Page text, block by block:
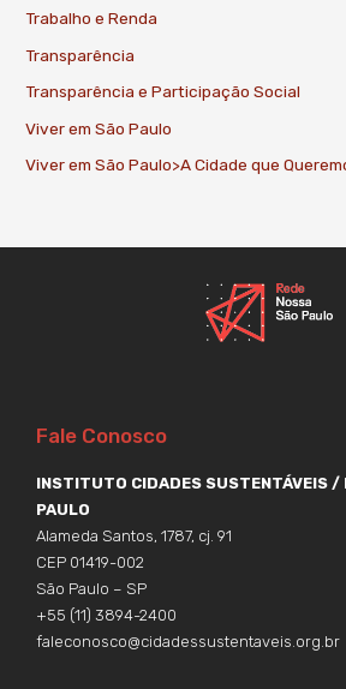
Trabalho e Renda
Transparência
Transparência e Participação Social
Viver em São Paulo
Viver em São Paulo>A Cidade que
Fale Conosco
INSTITUTO CIDADES SUSTENTÁVEIS /
PAULO
Alameda Santos, 1787, cj. 91
CEP 01419-002
São Paulo – SP
+55 (11) 3894-2400
faleconosco@cidadessustentaveis.org.br